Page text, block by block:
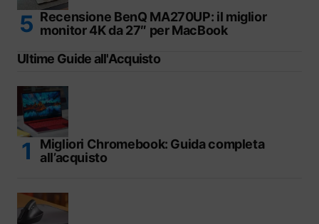
Recensione BenQ MA270UP: il miglior
monitor 4K da 27″ per MacBook
Ultime Guide all'Acquisto
Migliori Chromebook: Guida completa
all’acquisto